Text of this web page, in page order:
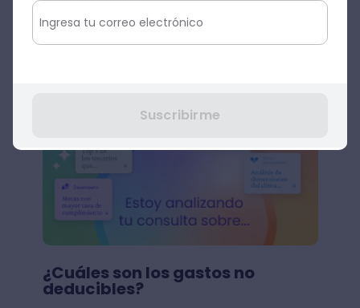
¿Cuáles son los gastos no
deducibles?
Suscribirme